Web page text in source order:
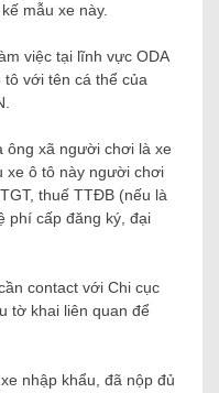
mẫu xe này.
việc tại lĩnh vực ODA
với tên cá thể của
ông xã người chơi là xe
xe ô tô này người chơi
thuế TTĐB (nếu là
phí cấp đăng ký, đại
contact với Chi cục
tờ khai liên quan để
nhập khẩu, đã nộp đủ